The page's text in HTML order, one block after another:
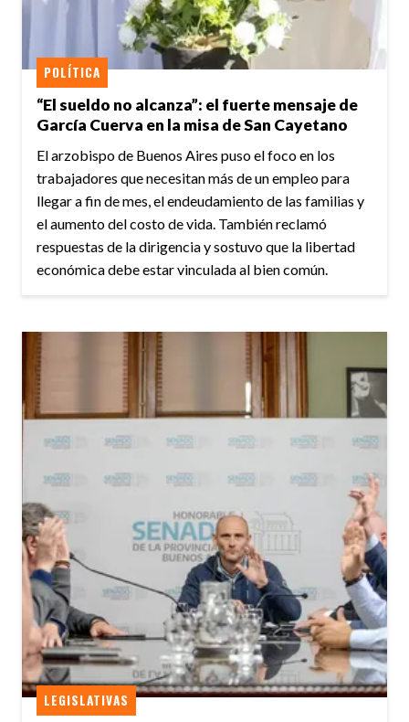
“El sueldo no alcanza”: el fuerte mensaje de
García Cuerva en la misa de San Cayetano
POLÍTICA
El arzobispo de Buenos Aires puso el foco en los
trabajadores que necesitan más de un empleo para
llegar a fin de mes, el endeudamiento de las familias y
el aumento del costo de vida. También reclamó
respuestas de la dirigencia y sostuvo que la libertad
económica debe estar vinculada al bien común.
LEGISLATIVAS